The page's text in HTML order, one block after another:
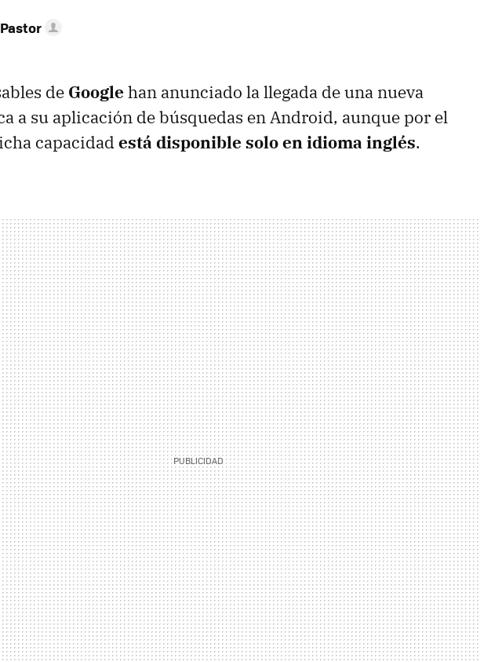
de Google han anunciado la llegada de una nueva
a su aplicación de búsquedas en Android, aunque por el
capacidad está disponible solo en idioma inglés.